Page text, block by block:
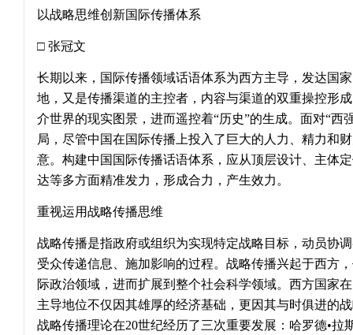
以战略思维创新国际传播体系
□ 张冠文
长期以来，国际传播领域话语体系为西方主导，发达国
地，又是传播渠道的主控者，内容与渠道的双重操控形
介世界的现实图景，进而遥控着“历史”的生成。面对“西
局，尽管中国在国际传播上投入了巨大的人力、精力和
意。构建中国国际传播话语体系，应从顶层设计、主体
达等多方面精准发力，形成合力，产生效力。
重视运用战略传播思维
战略传播是指政府或组织为实现特定战略目标，动员协
受众传递信息、施加影响的过程。战略传播兴起于西方
际政治领域，进而扩展到整个社会科学领域。西方国家
主导地位不仅因其雄厚的经济基础，更因其与时俱进的
战略传播理论在20世纪经历了三次重要发展：哈罗德•拉